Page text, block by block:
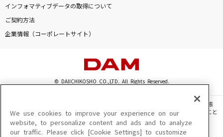
インフォマティブデータの取得について
ご契約方法
企業情報（コーポレートサイト）
© DAIICHIKOSHO CO.,LTD. All Rights Reserved.
このサイトに掲載されている一切の文章・画像・写真・動画・音声等を、手段や形態
を問わず、著作権法の定める範囲を超えて無断で複製、転載、ファイル化などすること
を禁じます。
楽曲及びコンテンツは、機種によりご利用いただけない場合があります。
We use cookies to improve your experience on our
website, to personalize content and ads and to analyze
our traffic. Please click [Cookie Settings] to customize